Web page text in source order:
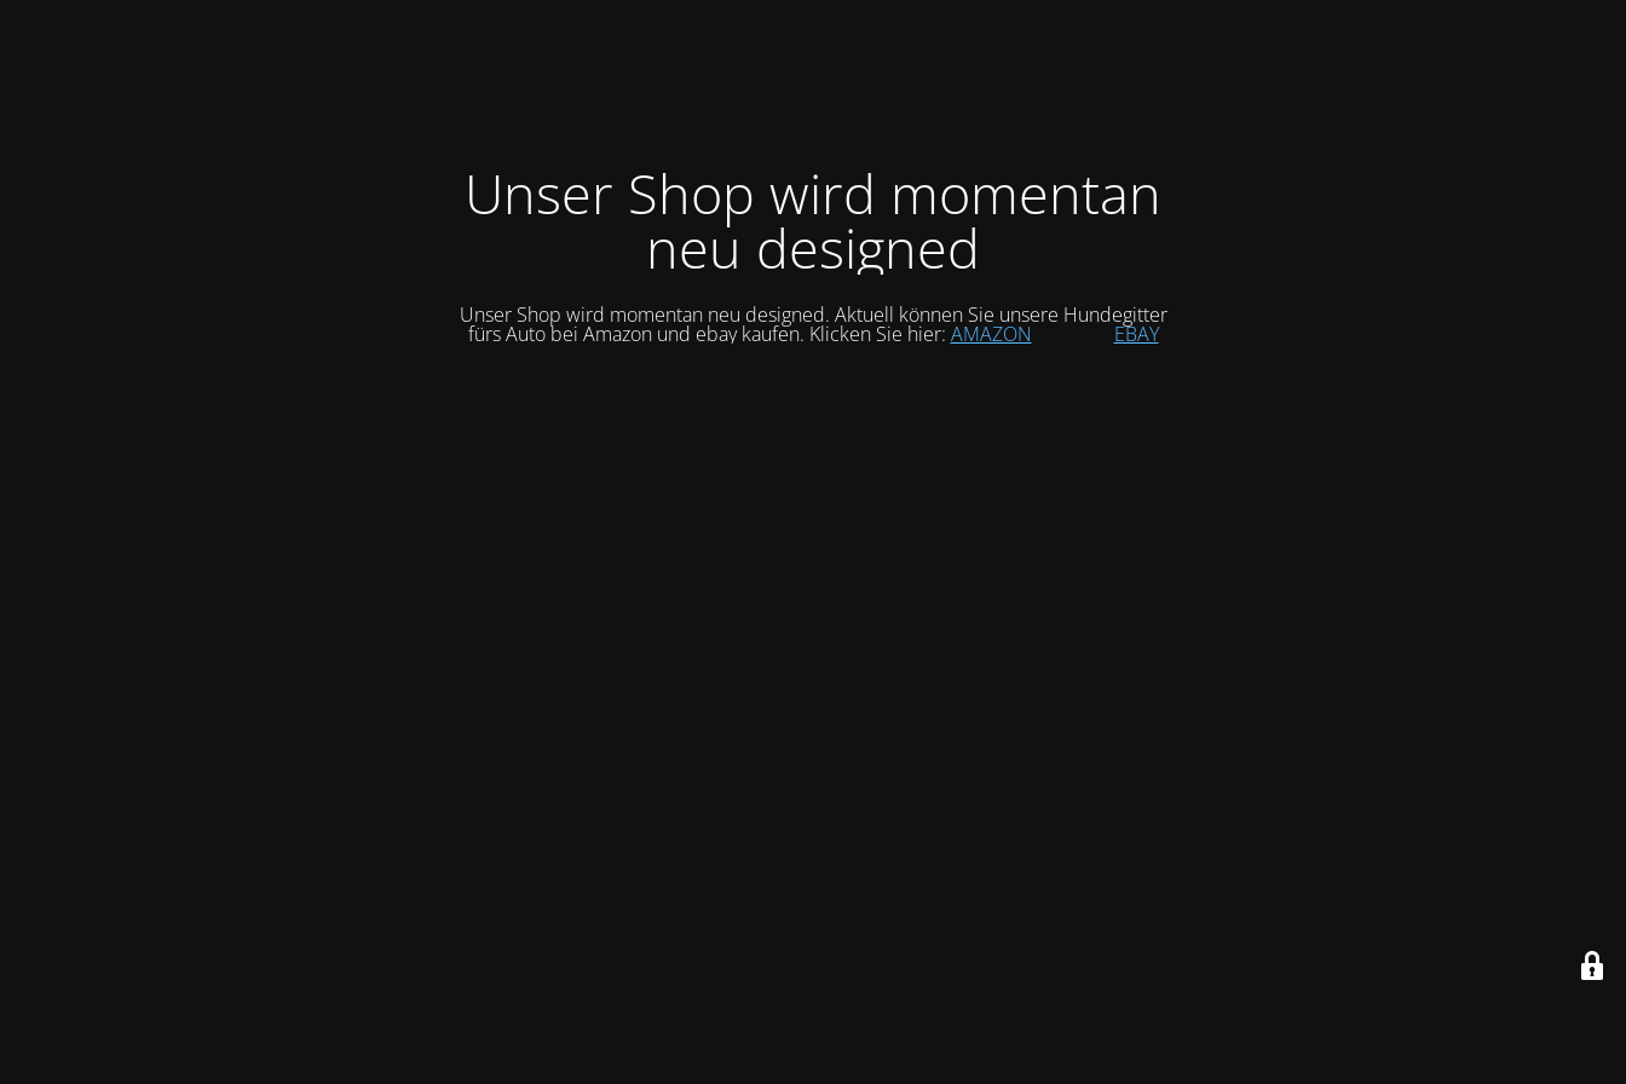
Unser Shop wird momentan
neu designed
Unser Shop wird momentan neu designed. Aktuell können Sie unsere Hundegitter
fürs Auto bei Amazon und ebay kaufen. Klicken Sie hier: AMAZON EBAY